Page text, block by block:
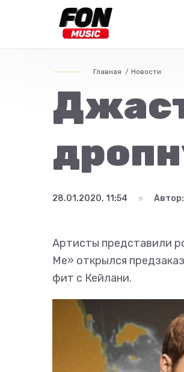
Главная Новости
28.01.2020, 11:54 Автор:
Артисты представили
Me» открылся
фит с Кейлани.